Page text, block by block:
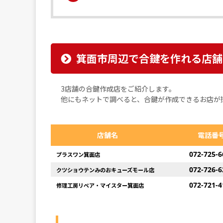
箕面市周辺で合鍵を作れる店
3店舗の合鍵作成店をご紹介します。
他にもネットで調べると、合鍵が作成できるお店
店舗名 電話番
プラスワン箕面店 072-725-
クツショウテンみのおキューズモール店 072-726-
修理工房リペア・マイスター箕面店 072-721-